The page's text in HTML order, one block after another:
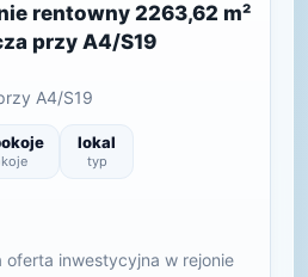
rentowny 2263,62 m²
przy A4/S19
A4/S19
lokal
typ
oferta inwestycyjna w rejonie